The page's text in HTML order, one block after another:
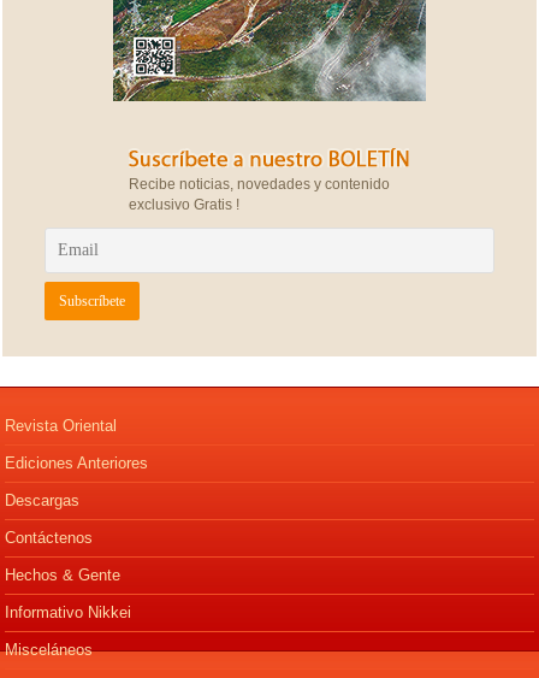
Recibe noticias, novedades y contenido
exclusivo Gratis !
Revista Oriental
Ediciones Anteriores
Descargas
Contáctenos
Hechos & Gente
Informativo Nikkei
Misceláneos